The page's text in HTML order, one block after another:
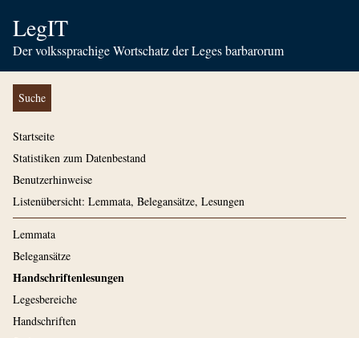
LegIT
Der volkssprachige Wortschatz der Leges barbarorum
Suche
Startseite
Statistiken zum Datenbestand
Benutzerhinweise
Listenübersicht: Lemmata, Belegansätze, Lesungen
Lemmata
Belegansätze
Handschriftenlesungen
Legesbereiche
Handschriften